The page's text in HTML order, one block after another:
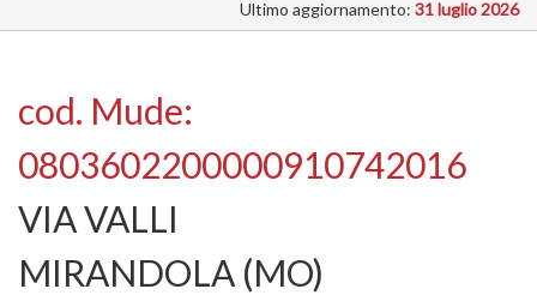
INTERVENTI
SI
Ultimo aggiornamento: 31 luglio 2026
cod. Mude:
0803602200000910742016
VIA VALLI
MIRANDOLA (MO)